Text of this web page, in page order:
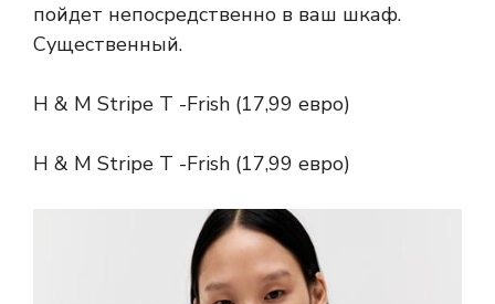
пойдет непосредственно в ваш шкаф.
Существенный.
H & M Stripe T -Frish (17,99 евро)
H & M Stripe T -Frish (17,99 евро)